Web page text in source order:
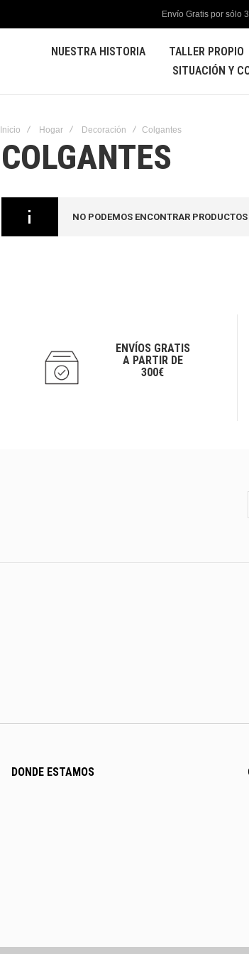
Envío Gratis por sólo
NUESTRA HISTORIA TALLER PROPIO
SITUACIÓN Y
Inicio Hogar Decoración Colgantes
COLGANTES
NO PODEMOS ENCONTRAR
ENVÍOS GRATIS
A PARTIR DE
300€
DONDE ESTAMOS